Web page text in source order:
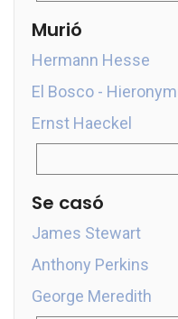
Murió
Hermann Hesse
El Bosco -
Ernst Haeckel
Se casó
James Stewart
Anthony Perkins
George Meredith